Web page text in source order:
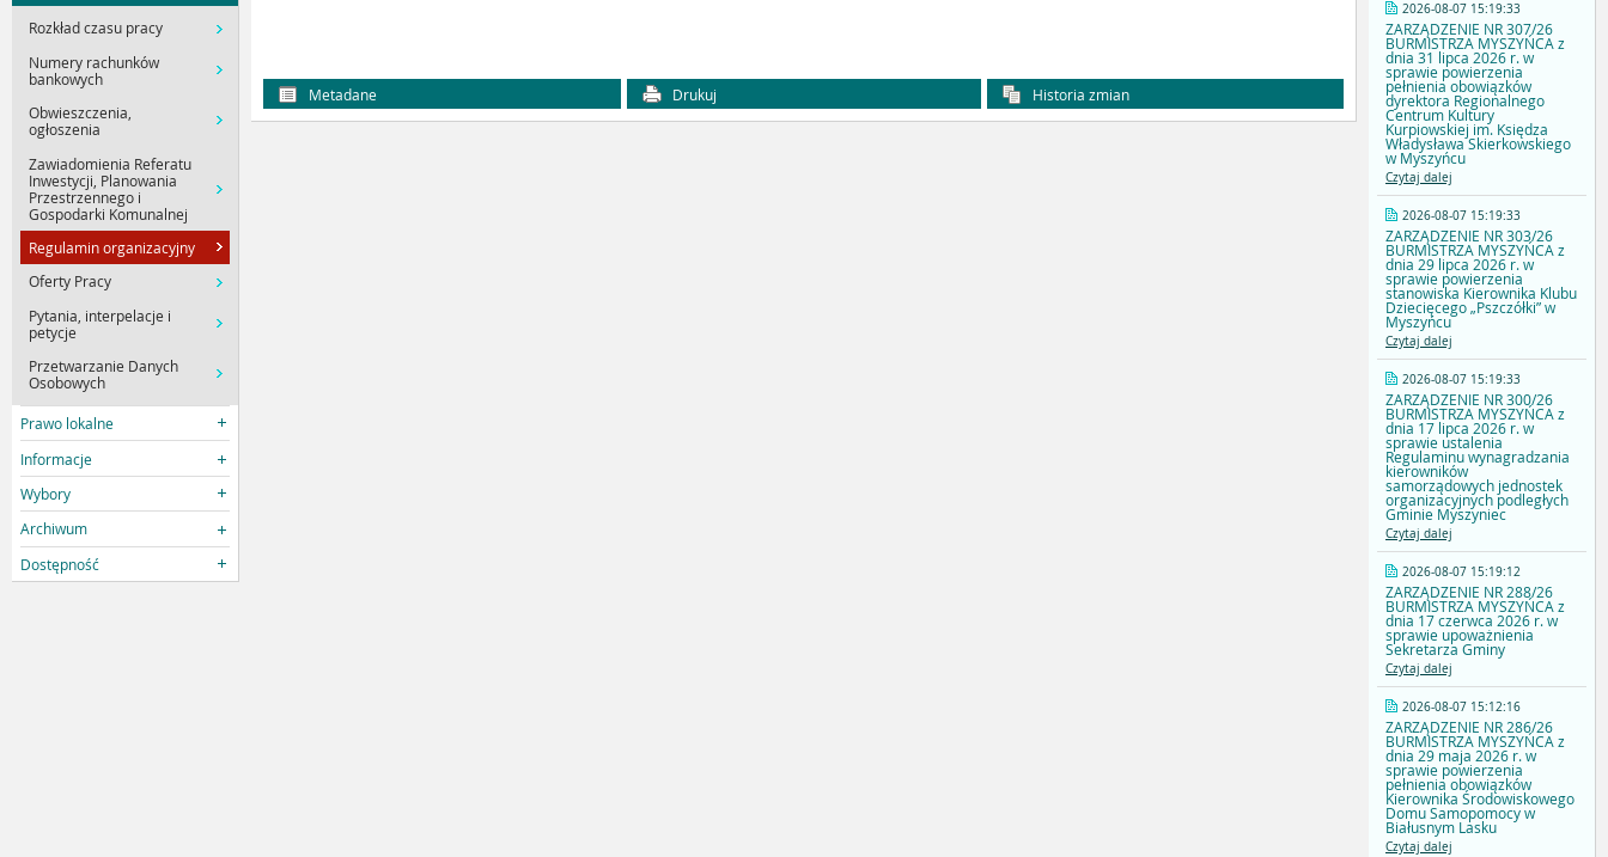
Rozkład czasu pracy
Numery rachunków
bankowych
Obwieszczenia,
ogłoszenia
Zawiadomienia Referatu
Inwestycji, Planowania
Przestrzennego i
Gospodarki Komunalnej
Regulamin organizacyjny
Oferty Pracy
Pytania, interpelacje i
petycje
Przetwarzanie Danych
Osobowych
Prawo lokalne
Informacje
Wybory
Archiwum
Dostępność
2026-08-07 15:19:33
ZARZĄDZENIE NR 307/26
BURMISTRZA MYSZYŃCA z
dnia 31 lipca 2026 r. w
sprawie powierzenia
pełnienia obowiązków
dyrektora Regionalnego
Centrum Kultury
Kurpiowskiej im. Księdza
Władysława Skierkowskiego
w Myszyńcu
Czytaj dalej
2026-08-07 15:19:33
ZARZĄDZENIE NR 303/26
BURMISTRZA MYSZYŃCA z
dnia 29 lipca 2026 r. w
sprawie powierzenia
stanowiska Kierownika Klubu
Dziecięcego „Pszczółki” w
Myszyńcu
Czytaj dalej
2026-08-07 15:19:33
ZARZĄDZENIE NR 300/26
BURMISTRZA MYSZYŃCA z
dnia 17 lipca 2026 r. w
sprawie ustalenia
Regulaminu wynagradzania
kierowników
samorządowych jednostek
organizacyjnych podległych
Gminie Myszyniec
Czytaj dalej
2026-08-07 15:19:12
ZARZĄDZENIE NR 288/26
BURMISTRZA MYSZYŃCA z
dnia 17 czerwca 2026 r. w
sprawie upoważnienia
Sekretarza Gminy
Czytaj dalej
2026-08-07 15:12:16
ZARZĄDZENIE NR 286/26
BURMISTRZA MYSZYŃCA z
dnia 29 maja 2026 r. w
sprawie powierzenia
pełnienia obowiązków
Kierownika Środowiskowego
Domu Samopomocy w
Białusnym Lasku
Czytaj dalej
Metadane Drukuj Historia zmian